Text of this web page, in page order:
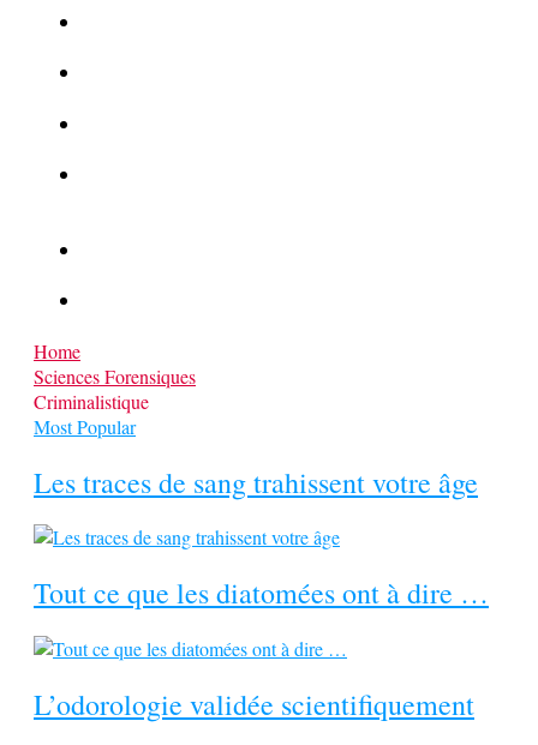
Home
Sciences Forensiques
Criminalistique
Most Popular
Les traces de sang trahissent votre âge
Tout ce que les diatomées ont à dire …
L’odorologie validée scientifiquement